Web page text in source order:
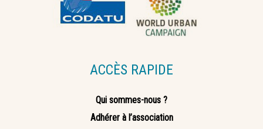
ACCÈS RAPIDE
Qui sommes-nous ?
Adhérer à l’association